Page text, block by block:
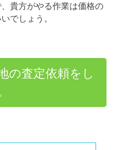
貴方がやる作業は価格の
でしょう。
の査定依頼をし